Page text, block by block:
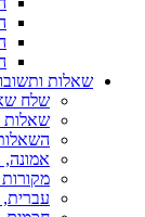
שאלות
שלח
שאלות
אמונה,
מקורות
עברית,